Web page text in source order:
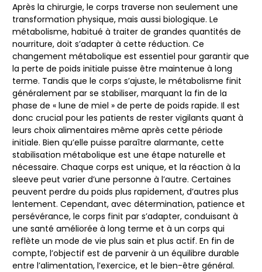
Après la chirurgie, le corps traverse non seulement une
transformation physique, mais aussi biologique. Le
métabolisme, habitué à traiter de grandes quantités de
nourriture, doit s’adapter à cette réduction. Ce
changement métabolique est essentiel pour garantir que
la perte de poids initiale puisse être maintenue à long
terme. Tandis que le corps s’ajuste, le métabolisme finit
généralement par se stabiliser, marquant la fin de la
phase de « lune de miel » de perte de poids rapide. Il est
donc crucial pour les patients de rester vigilants quant à
leurs choix alimentaires même après cette période
initiale. Bien qu’elle puisse paraître alarmante, cette
stabilisation métabolique est une étape naturelle et
nécessaire. Chaque corps est unique, et la réaction à la
sleeve peut varier d’une personne à l’autre. Certaines
peuvent perdre du poids plus rapidement, d’autres plus
lentement. Cependant, avec détermination, patience et
persévérance, le corps finit par s’adapter, conduisant à
une santé améliorée à long terme et à un corps qui
reflète un mode de vie plus sain et plus actif. En fin de
compte, l’objectif est de parvenir à un équilibre durable
entre l’alimentation, l’exercice, et le bien-être général.